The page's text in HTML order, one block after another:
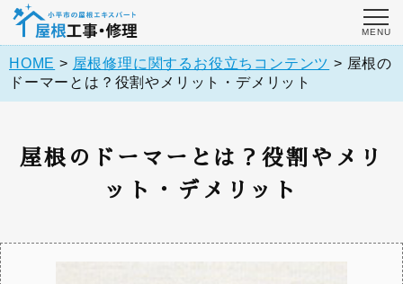
HOME > 屋根修理に関するお役立ちコンテンツ > 屋根の
ドーマーとは？役割やメリット・デメリット
屋根のドーマーとは？役割やメリ
ット・デメリット